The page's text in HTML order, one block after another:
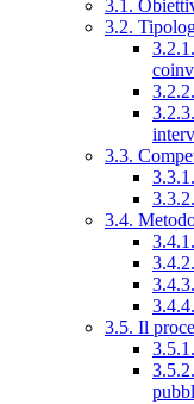
3.1.
3.2.
3.3.
3.4.
3.5. Il